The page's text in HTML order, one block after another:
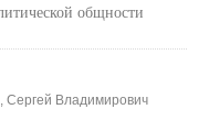
общности
Сергей Владимирович